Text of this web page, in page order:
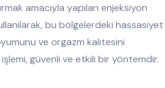
amacıyla yapılan enjeksiyon
bu bölgelerdeki hassasiyet
ve orgazm kalitesini
güvenli ve etkili bir yöntemdir.